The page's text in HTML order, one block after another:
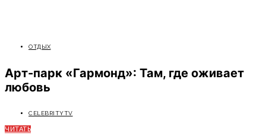
ОТДЫХ
Арт-парк «Гармонд»: Там, где оживает
любовь
CELEBRITYTV
ЧИТАТЬ